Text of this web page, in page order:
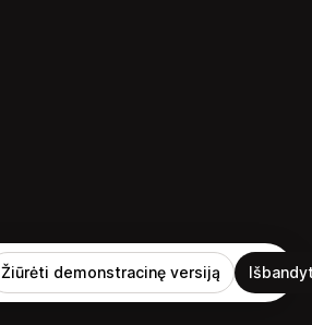
Žiūrėti demonstracinę versiją